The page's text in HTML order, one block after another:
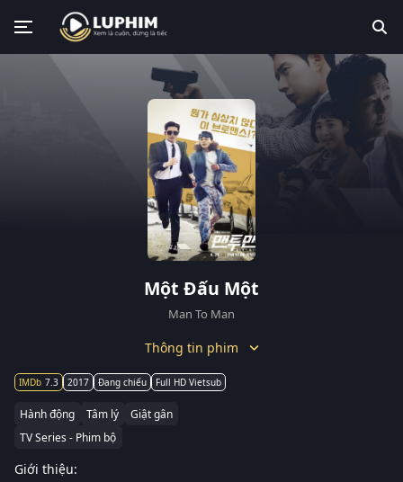
Một Đấu Một
Man To Man
Thông tin phim
7.3 2017 Đang chiếu Full HD Vietsub
Hành động Tâm lý
Giật gân
TV Series - Phim bộ
Giới thiệu: